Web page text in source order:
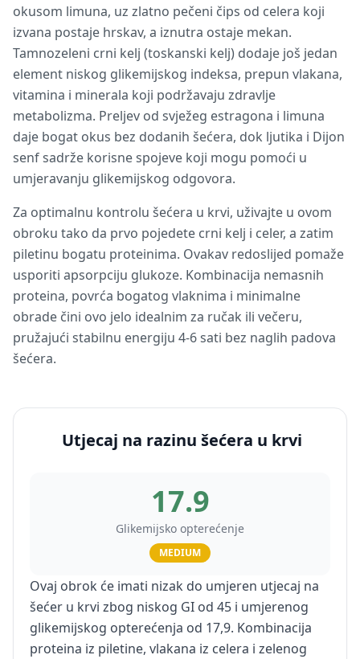
okusom limuna, uz zlatno pečeni čips od celera koji
izvana postaje hrskav, a iznutra ostaje mekan.
Tamnozeleni crni kelj (toskanski kelj) dodaje još jedan
element niskog glikemijskog indeksa, prepun vlakana,
vitamina i minerala koji podržavaju zdravlje
metabolizma. Preljev od svježeg estragona i limuna
daje bogat okus bez dodanih šećera, dok ljutika i Dijon
senf sadrže korisne spojeve koji mogu pomoći u
umjeravanju glikemijskog odgovora.
Za optimalnu kontrolu šećera u krvi, uživajte u ovom
obroku tako da prvo pojedete crni kelj i celer, a zatim
piletinu bogatu proteinima. Ovakav redoslijed pomaže
usporiti apsorpciju glukoze. Kombinacija nemasnih
proteina, povrća bogatog vlaknima i minimalne
obrade čini ovo jelo idealnim za ručak ili večeru,
pružajući stabilnu energiju 4-6 sati bez naglih padova
šećera.
Utjecaj na razinu šećera u krvi
17.9
Glikemijsko opterećenje
MEDIUM
Ovaj obrok će imati nizak do umjeren utjecaj na
šećer u krvi zbog niskog GI od 45 i umjerenog
glikemijskog opterećenja od 17,9. Kombinacija
proteina iz piletine, vlakana iz celera i zelenog